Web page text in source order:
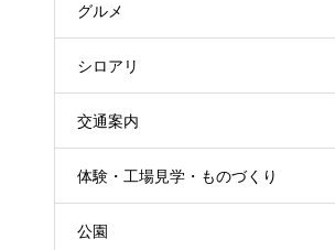
グルメ
シロアリ
交通案内
体験・工場見学・ものづくり
公園